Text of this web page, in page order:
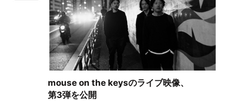
mouse on the keysのライブ映像、
第3弾を公開